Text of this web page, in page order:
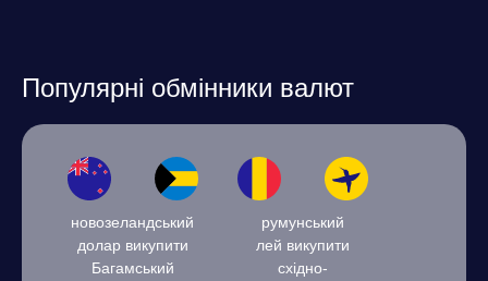
Популярні обмінники валют
новозеландський
долар викупити
Багамський
румунський
лей викупити
східно-